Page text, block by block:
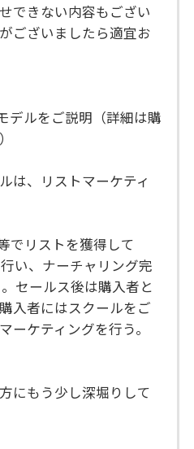
できない内容もござい
ございましたら適宜お
デルをご説明（詳細は購
は、リストマーケティ
でリストを獲得して
い、ナーチャリング完
セールス後は購入者と
入者にはスクールをご
ーケティングを行う。
にもう少し深堀りして